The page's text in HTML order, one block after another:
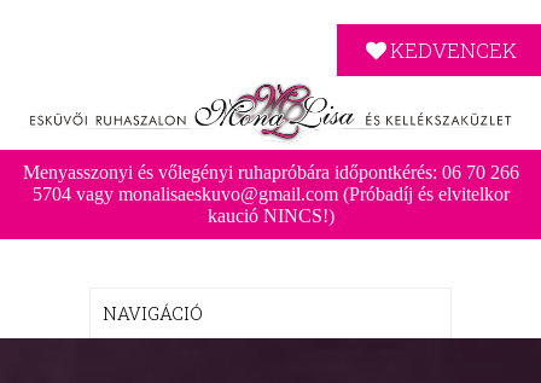
KEDVENCEK
Menyasszonyi és vőlegényi ruhapróbára időpontkérés: 06 70 266
5704 vagy monalisaeskuvo@gmail.com (Próbadíj és elvitelkor
kaució NINCS!)